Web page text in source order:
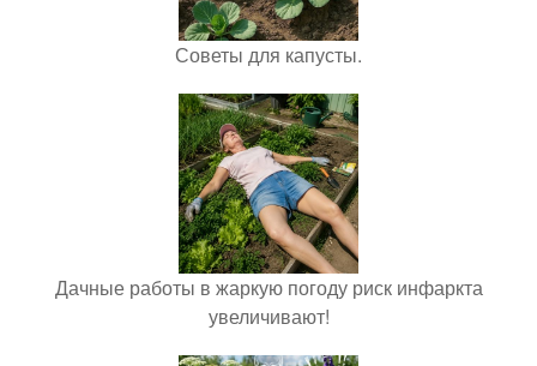
Советы для капусты.
Дачные работы в жаркую погоду риск инфаркта
увеличивают!